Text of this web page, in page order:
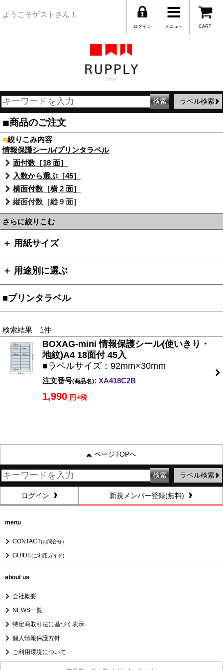
ようこそゲストさん！
CART
メニュー
ログイン
ラベル検索
■商品のご注文
■絞りこみ内容
情報保護シール/プリンタラベル
面付数［18 面］
入数から選ぶ［45］
横面付数［横 2 面］
縦面付数［縦 9 面］
さらに絞りこむ
＋ 用紙サイズ
＋ 用途別に選ぶ
■プリンタラベル
検索結果 1件
BOXAG-mini 情報保護シール(使いきり・
地紋)A4 18面付 45入
■ラベルサイズ：92mm×30mm
注文番号(商品名): XA418C2B
1,990 円+税
ページTOPへ
ラベル検索
ログイン 新規メンバー登録(無料)
menu
CONTACT(お問合せ)
GUIDE(ご利用ガイド)
about us
会社概要
NEWS一覧
特定商取引法に基づく表示
個人情報保護方針
ご利用環境について